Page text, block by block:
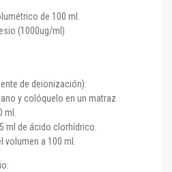
de 100 ml.
(1000ug/ml)
de deionización):
y colóquelo en un matraz
ml de ácido clorhídrico.
a 100 ml.